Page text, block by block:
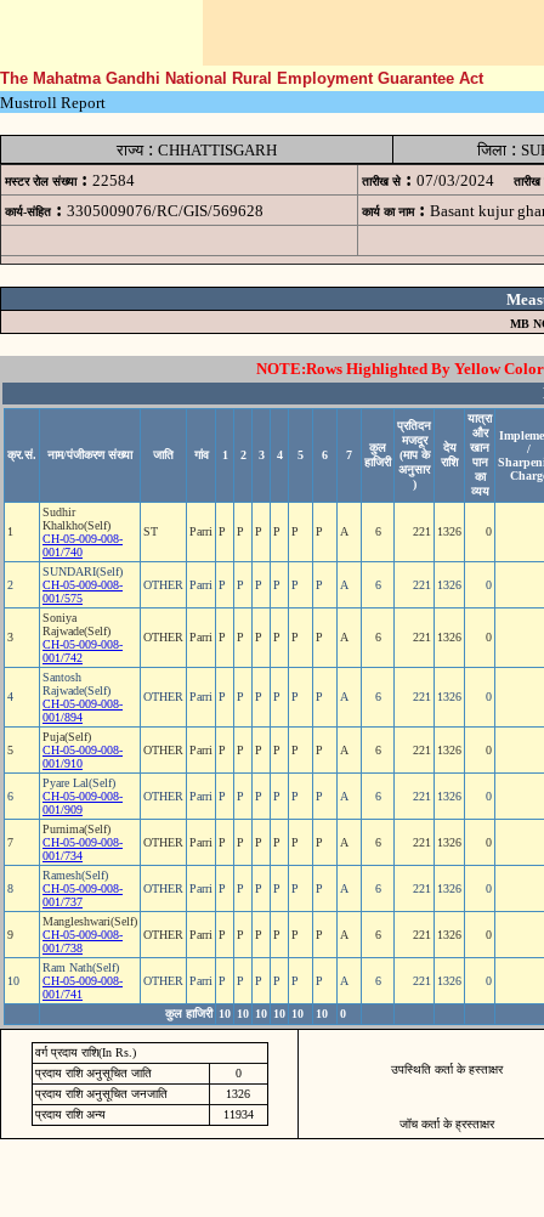
The Mahatma Gandhi National Rural Employment Guarantee Act
Mustroll Report
राज्य: CHHATTISGARH जिला :
मस्टर रोल संख्या : 22584 तारीख से : 07/03/2024 तारीख
कार्य-संहित : 3305009076/RC/GIS/569628 कार्य का नाम : Basant kujur
MB
NOTE:Rows Highlighted By Yellow
क्र.सं. नाम/पंजीकरण संख्या जाति गांव 1 2 3 4 5 6 7
कुल
हाजिरी
प्रतिदन
मजदूर
(माप के
अनुसार
)
देय
राशि
यात्रा
और
खान
पान
का
व्यय
/
1
Sudhir
Khalkho(Self)
CH-05-009-008-
001/740
ST Parri P P P P P P A 6 221 1326 0
2
SUNDARI(Self)
CH-05-009-008-
001/575
OTHER Parri P P P P P P A 6 221 1326 0
3
Soniya
Rajwade(Self)
CH-05-009-008-
001/742
OTHER Parri P P P P P P A 6 221 1326 0
4
Santosh
Rajwade(Self)
CH-05-009-008-
001/894
OTHER Parri P P P P P P A 6 221 1326 0
5
Puja(Self)
CH-05-009-008-
001/910
OTHER Parri P P P P P P A 6 221 1326 0
6
Pyare Lal(Self)
CH-05-009-008-
001/909
OTHER Parri P P P P P P A 6 221 1326 0
7
Purnima(Self)
CH-05-009-008-
001/734
OTHER Parri P P P P P P A 6 221 1326 0
8
Ramesh(Self)
CH-05-009-008-
001/737
OTHER Parri P P P P P P A 6 221 1326 0
9
Mangleshwari(Self)
CH-05-009-008-
001/738
OTHER Parri P P P P P P A 6 221 1326 0
10
Ram Nath(Self)
CH-05-009-008-
001/741
OTHER Parri P P P P P P A 6 221 1326 0
कुल हाजिरी 10 10 10 10 10 10 0
वर्ग प्रदाय राशि(In Rs.)
प्रदाय राशि अनुसूचित जाति
0
प्रदाय राशि अनुसूचित जनजाति
1326
प्रदाय राशि अन्य
11934
उपस्थिति कर्ता के हस्ताक्षर
जॉच कर्ता के ह्रस्ताक्षर